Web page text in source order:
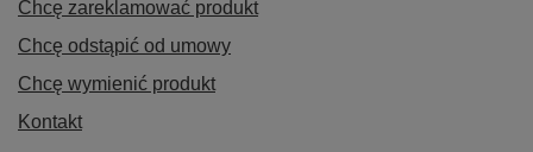
Chcę zareklamować produkt
Chcę odstąpić od umowy
Chcę wymienić produkt
Kontakt